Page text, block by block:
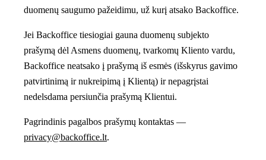
duomenų saugumo pažeidimu, už kurį atsako Backoffice.
Jei Backoffice tiesiogiai gauna duomenų subjekto
prašymą dėl Asmens duomenų, tvarkomų Kliento vardu,
Backoffice neatsako į prašymą iš esmės (išskyrus gavimo
patvirtinimą ir nukreipimą į Klientą) ir nepagrįstai
nedelsdama persiunčia prašymą Klientui.
Pagrindinis pagalbos prašymų kontaktas —
privacy@backoffice.lt.